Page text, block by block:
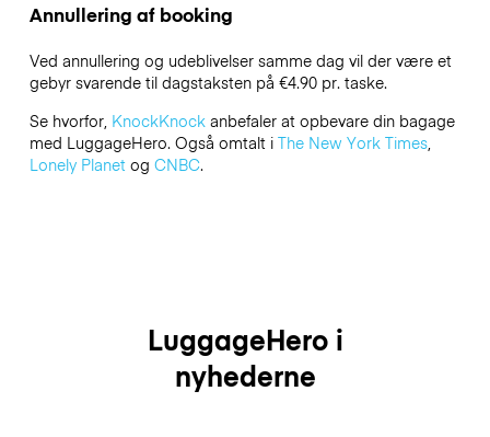
Annullering af booking
Ved annullering og udeblivelser samme dag vil der være et
gebyr svarende til dagstaksten på €4.90 pr. taske.
Se hvorfor, KnockKnockanbefaler at opbevare din bagage
med LuggageHero. Også omtalt i The New York Times,
Lonely Planetog CNBC.
LuggageHero i
nyhederne